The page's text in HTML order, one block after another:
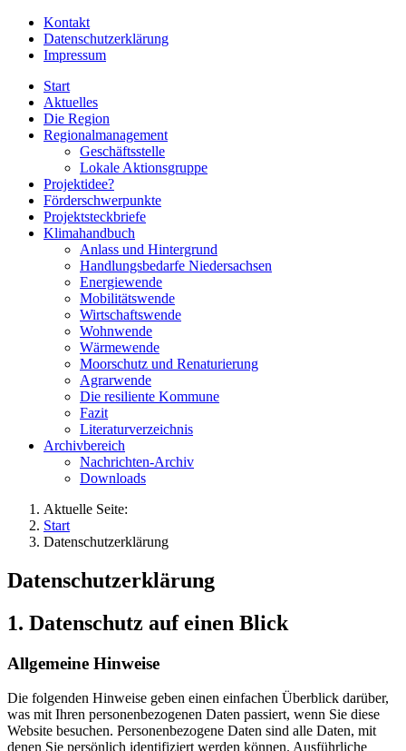
Kontakt
Datenschutzerklärung
Impressum
Start
Aktuelles
Die Region
Regionalmanagement
Geschäftsstelle
Lokale Aktionsgruppe
Projektidee?
Förderschwerpunkte
Projektsteckbriefe
Klimahandbuch
Anlass und Hintergrund
Handlungsbedarfe Niedersachsen
Energiewende
Mobilitätswende
Wirtschaftswende
Wohnwende
Wärmewende
Moorschutz und Renaturierung
Agrarwende
Die resiliente Kommune
Fazit
Literaturverzeichnis
Archivbereich
Nachrichten-Archiv
Downloads
Aktuelle Seite:
Start
Datenschutzerklärung
Datenschutzerklärung
1. Datenschutz auf einen Blick
Allgemeine Hinweise
Die folgenden Hinweise geben einen einfachen Überblick darüber,
was mit Ihren personenbezogenen Daten passiert, wenn Sie diese
Website besuchen. Personenbezogene Daten sind alle Daten, mit
denen Sie persönlich identifiziert werden können. Ausführliche